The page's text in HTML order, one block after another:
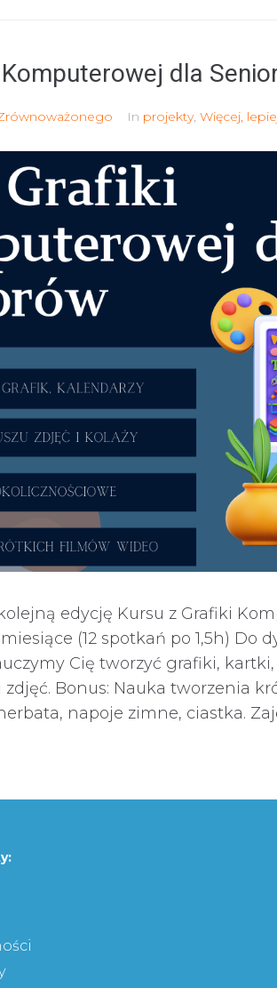
dla
In projekty, Więcej,
edycję Kursu z Grafiki
(12 spotkań po 1,5h) Do
Cię tworzyć grafiki,
zdjęć. Bonus: Nauka tworzenia
napoje zimne, ciastka.